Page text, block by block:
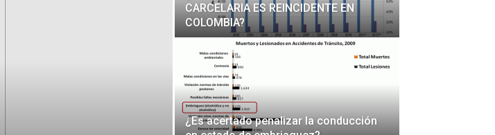
CARCELARIA ES REINCIDENTE EN
COLOMBIA?
¿Es acertado penalizar la conducción